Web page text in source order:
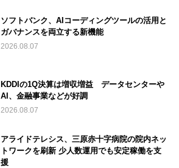
ソフトバンク、AIコーディングツールの活用と
ガバナンスを両立する新機能
2026.08.07
KDDIの1Q決算は増収増益 データセンターや
AI、金融事業などが好調
2026.08.07
アライドテレシス、三原赤十字病院の院内ネッ
トワークを刷新 少人数運用でも安定稼働を支
援